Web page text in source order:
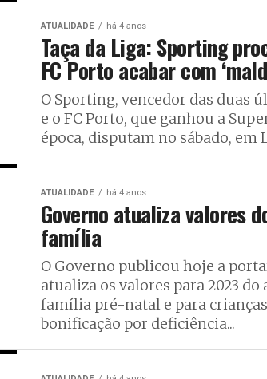
ATUALIDADE há 4 anos
Taça da Liga: Sporting
FC Porto acabar com
O Sporting, vencedor das duas
e o FC Porto, que ganhou a
época, disputam no sábado, em
ATUALIDADE há 4 anos
Governo atualiza valores
família
O Governo publicou hoje a
atualiza os valores para 2023 do
família pré-natal e para
bonificação por deficiência...